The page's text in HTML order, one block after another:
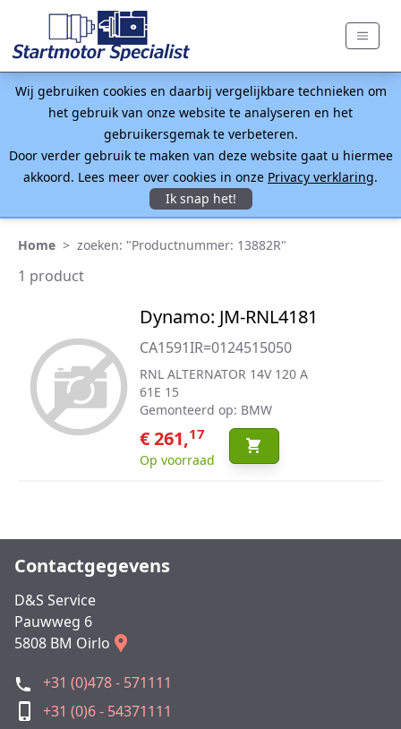
Wij gebruiken cookies en daarbij vergelijkbare technieken om
het gebruik van onze website te analyseren en het
gebruikersgemak te verbeteren.
Door verder gebruik te maken van deze website gaat u hiermee
akkoord. Lees meer over cookies in onze Privacy verklaring.
Ik snap het!
Home > zoeken: "Productnummer: 13882R"
1 product
Dynamo: JM-RNL4181
CA1591IR=0124515050
RNL ALTERNATOR 14V 120 A
61E 15
Gemonteerd op: BMW
€ 261,17
Op voorraad
Contactgegevens
D&S Service
Pauwweg 6
5808 BM Oirlo
+31 (0)478 - 571111
+31 (0)6 - 54371111